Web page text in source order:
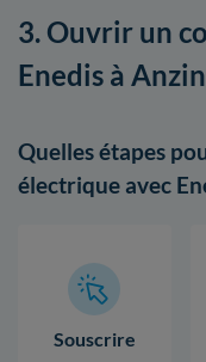
3. Ouvrir un
Enedis à Anzin
Quelles étapes
électrique avec
Souscrire